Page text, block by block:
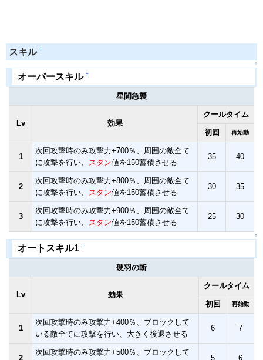
スキル †
↑
オーバースキル †
星間急襲
Lv 効果
クールタイム
初回 再始動
1
次回攻撃時のみ攻撃力+700％、周囲の敵全て
に攻撃を行い、 スタン値を150蓄積させる
35 40
2
次回攻撃時のみ攻撃力+800％、周囲の敵全て
に攻撃を行い、 スタン値を150蓄積させる
30 35
3
次回攻撃時のみ攻撃力+900％、周囲の敵全て
に攻撃を行い、 スタン値を150蓄積させる
25 30
↑
オートスキル1 †
硬羽の斬
Lv 効果
クールタイム
初回 再始動
1
次回攻撃時のみ攻撃力+400％、ブロックして
いる敵全てに攻撃を行い、大きく後退させる
6 7
2
次回攻撃時のみ攻撃力+500％、ブロックして
5 6